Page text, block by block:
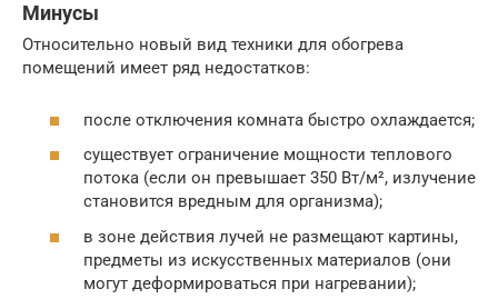
Минусы
Относительно новый вид техники для обогрева
помещений имеет ряд недостатков:
после отключения комната быстро охлаждается;
существует ограничение мощности теплового
потока (если он превышает 350 Вт/м², излучение
становится вредным для организма);
в зоне действия лучей не размещают картины,
предметы из искусственных материалов (они
могут деформироваться при нагревании);